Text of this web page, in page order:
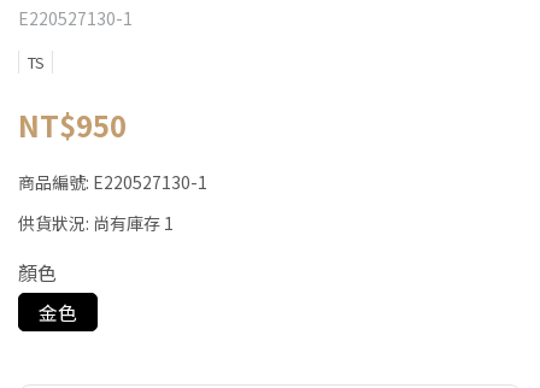
E220527130-1
TS
NT$950
商品編號: E220527130-1
供貨狀況: 尚有庫存 1
顏色
金色